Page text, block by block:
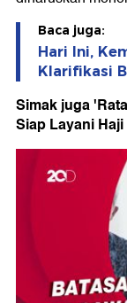
Baca juga:
Hari Ini,
Klarifikasi
Simak juga
Siap Layani